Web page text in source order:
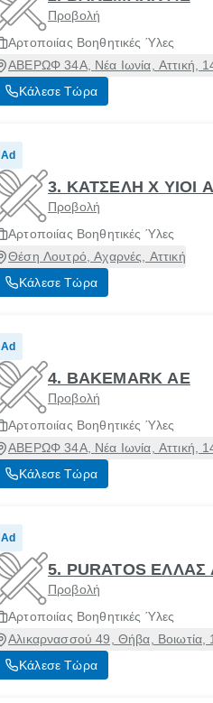
Προβολή
Αρτοποιίας Βοηθητικές Ύλες
ΑΒΕΡΩΦ 34Α, Νέα Ιωνία, Αττική,
Κάλεσε Τώρα
Ad
3. ΚΑΤΣΕΛΗ Χ ΥΙΟΙ
Προβολή
Αρτοποιίας Βοηθητικές Ύλες
Θέση Λουτρό, Αχαρνές, Αττική
Κάλεσε Τώρα
Ad
4. BAKEMARK ΑΕ
Προβολή
Αρτοποιίας Βοηθητικές Ύλες
ΑΒΕΡΩΦ 34Α, Νέα Ιωνία, Αττική,
Κάλεσε Τώρα
Ad
5. PURATOS ΕΛΛΑΣ
Προβολή
Αρτοποιίας Βοηθητικές Ύλες
Αλικαρνασσού 49, Θήβα, Βοιωτία,
Κάλεσε Τώρα